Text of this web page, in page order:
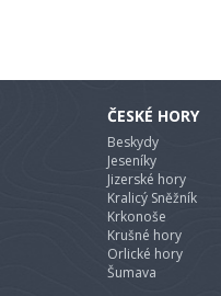
ČESKÉ HORY
Beskydy
Jeseníky
Jizerské hory
Kralicý Sněžník
Krkonoše
Krušné hory
Orlické hory
Šumava